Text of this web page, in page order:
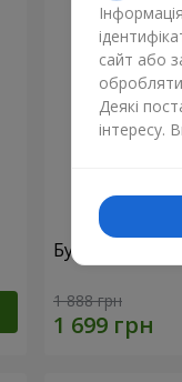
Букет "Краса"
1 888 грн
сайт або
обробляти
Деякі
інтересу.